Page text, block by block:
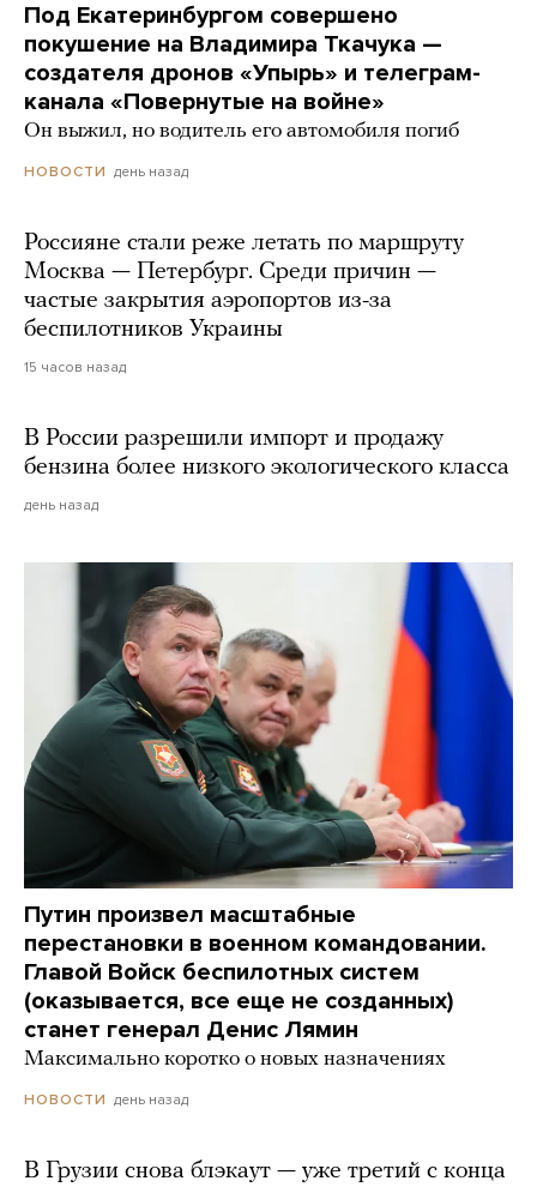
Под Екатеринбургом совершено
покушение на Владимира Ткачука —
создателя дронов «Упырь» и телеграм-
канала «Повернутые на войне»
Он выжил, но водитель его автомобиля погиб
НОВОСТИ день назад
Россияне стали реже летать по маршруту
Москва — Петербург. Среди причин —
частые закрытия аэропортов из-за
беспилотников Украины
15 часов назад
В России разрешили импорт и продажу
бензина более низкого экологического класса
день назад
Путин произвел масштабные
перестановки в военном командовании.
Главой Войск беспилотных систем
(оказывается, все еще не созданных)
станет генерал Денис Лямин
Максимально коротко о новых назначениях
НОВОСТИ день назад
В Грузии снова блэкаут — уже третий с конца